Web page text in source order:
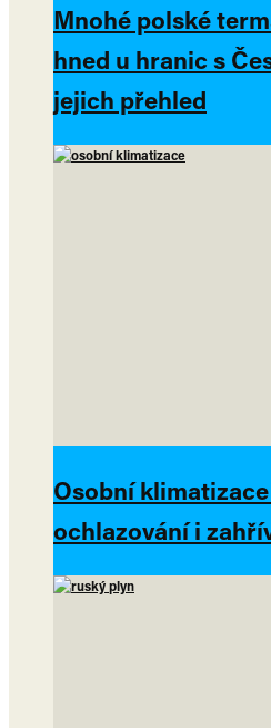
Mnohé polské
hned u hranic s
jejich přehled
Osobní
ochlazování i